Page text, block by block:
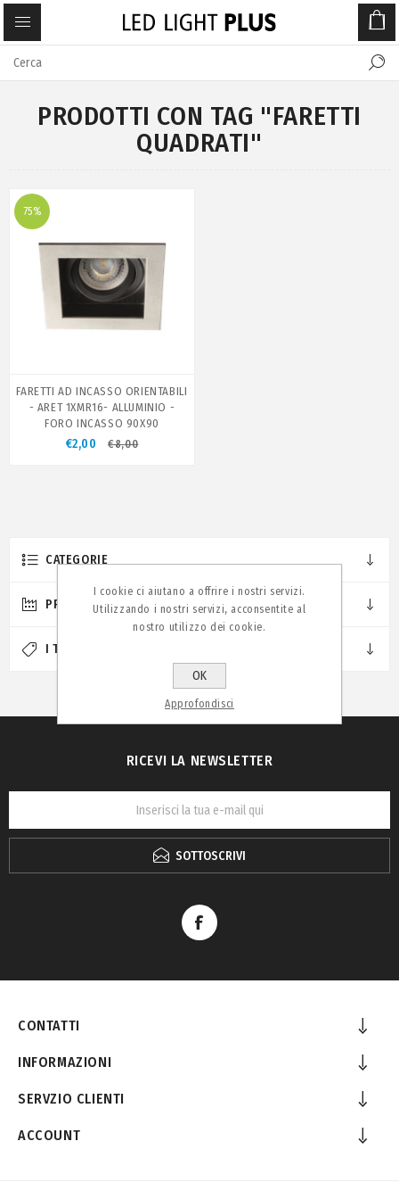
PRODOTTI CON TAG "FARETTI
QUADRATI"
75%
FARETTI AD INCASSO ORIENTABILI
- ARET 1XMR16- ALLUMINIO -
FORO INCASSO 90X90
€2,00 €8,00
CATEGORIE
PRODUTTORI
I TAG PIÙ POPOLARI
RICEVI LA NEWSLETTER
SOTTOSCRIVI
CONTATTI
INFORMAZIONI
SERVZIO CLIENTI
ACCOUNT
I cookie ci aiutano a offrire i nostri servizi.
Utilizzando i nostri servizi, acconsentite al
nostro utilizzo dei cookie.
OK
Approfondisci